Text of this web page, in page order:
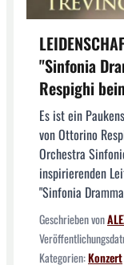
"Sinfonia
Respighi
Es ist ein
von Ottorino
Orchestra
inspirierenden
"Sinfonia
Geschrieben von
Kategorien:Konzert